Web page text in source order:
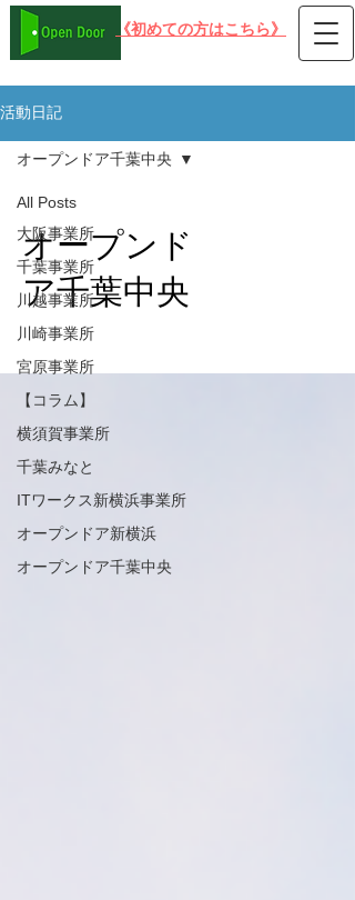
​《初めての方はこちら》
活動日記
All Posts
大阪事業所
千葉事業所
川越事業所
川崎事業所
宮原事業所
【コラム】
横須賀事業所
千葉みなと
ITワークス新横浜事業所
オープンドア新横浜
オープンドア千葉中央
オープンドア千葉中央
オープンド
ア千葉中央